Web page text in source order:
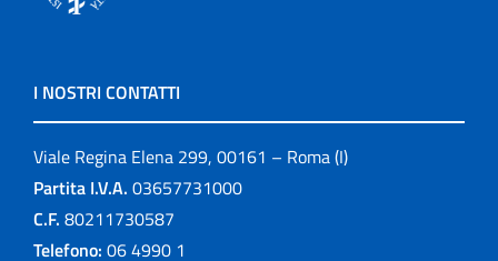
I NOSTRI CONTATTI
Viale Regina Elena 299, 00161 – Roma (I)
Partita I.V.A. 03657731000
C.F. 80211730587
Telefono: 06 4990 1